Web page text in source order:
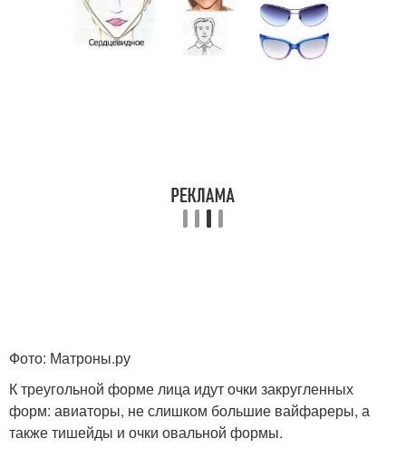
Фото: Матроны.ру
К треугольной форме лица идут очки закругленных
форм: авиаторы, не слишком большие вайфареры, а
также тишейды и очки овальной формы.